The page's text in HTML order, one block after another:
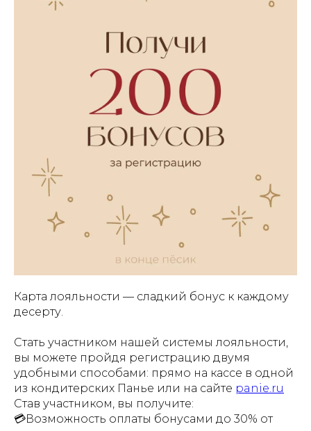
Карта лояльности — сладкий бонус к каждому
десерту.
Стать участником нашей системы лояльности,
вы можете пройдя регистрацию двумя
удобными способами: прямо на кассе в одной
из кондитерских Панье или на сайте panie.ru
Став участником, вы получите:
💳Возможность оплаты бонусами до 30% от